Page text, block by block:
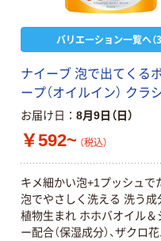
バリエーション一覧へ（3
ナイーブ 泡で出てくる
ープ（オイルイン） クラ
お届け日 8月9日（日）
￥592~ （税込）
キメ細かい泡+1プッシュで
泡でやさしく洗える 洗う成
植物生まれ ホホバオイル＆
ー配合（保湿成分）、ザクロ